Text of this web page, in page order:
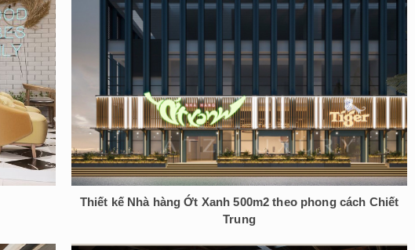
Thiết kế Nhà hàng Ớt Xanh 500m2 theo phong cách Chiết
Trung